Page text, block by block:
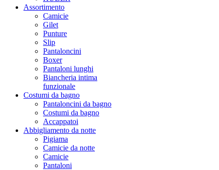
Assortimento
Camicie
Gilet
Punture
Slip
Pantaloncini
Boxer
Pantaloni lunghi
Biancheria intima
funzionale
Costumi da bagno
Pantaloncini da bagno
Costumi da bagno
Accappatoi
Abbigliamento da notte
Pigiama
Camicie da notte
Camicie
Pantaloni